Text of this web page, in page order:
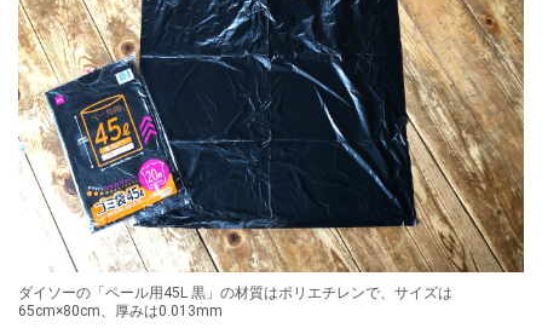
ダイソーの「ペール用45L 黒」の材質はポリエチレンで、サイズは
65cm×80cm、厚みは0.013mm